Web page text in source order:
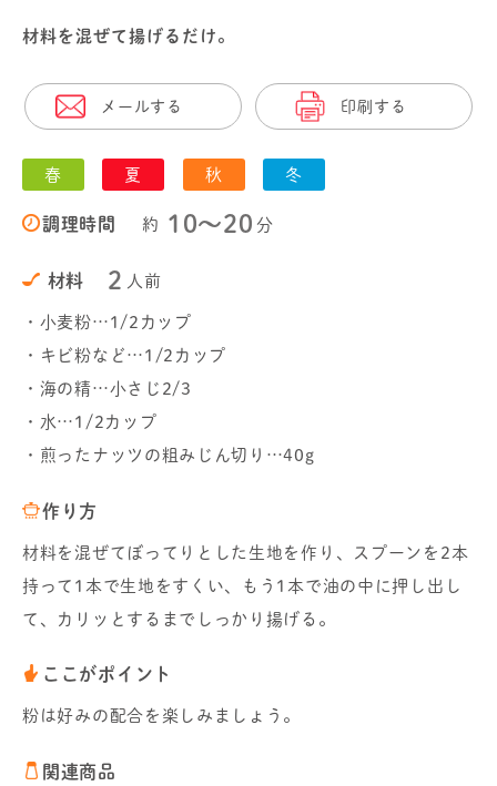
材料を混ぜて揚げるだけ。
メールする 印刷する
春 夏 秋 冬
調理時間 約 10〜20 分
材料 2 人前
・小麦粉…1/2カップ
・キビ粉など…1/2カップ
・海の精…小さじ2/3
・水…1/2カップ
・煎ったナッツの粗みじん切り…40g
作り方
材料を混ぜてぼってりとした生地を作り、スプーンを2本
持って1本で生地をすくい、もう1本で油の中に押し出し
て、カリッとするまでしっかり揚げる。
ここがポイント
粉は好みの配合を楽しみましょう。
関連商品